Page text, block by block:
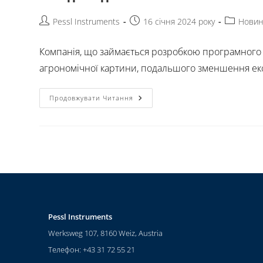
Pessl Instruments 16 січня 2024 року
Компанія, що займається розробкою програмного
агрономічної картини, подальшого зменшення
Продовжувати Читання
Pessl Instruments
Werksweg 107, 8160 Weiz, Austria
Телефон: +43 31 72 55 21